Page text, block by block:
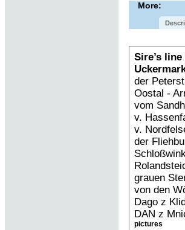
More:
Sire’s
der
Oostal -
vom
v.
v.
der
grauen
von den
Dago z
DAN z
pictures